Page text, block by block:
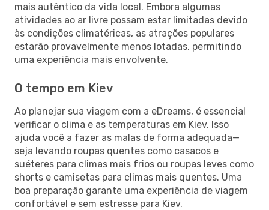
mais autêntico da vida local. Embora algumas
atividades ao ar livre possam estar limitadas devido
às condições climatéricas, as atrações populares
estarão provavelmente menos lotadas, permitindo
uma experiência mais envolvente.
O tempo em Kiev
Ao planejar sua viagem com a eDreams, é essencial
verificar o clima e as temperaturas em Kiev. Isso
ajuda você a fazer as malas de forma adequada—
seja levando roupas quentes como casacos e
suéteres para climas mais frios ou roupas leves como
shorts e camisetas para climas mais quentes. Uma
boa preparação garante uma experiência de viagem
confortável e sem estresse para Kiev.